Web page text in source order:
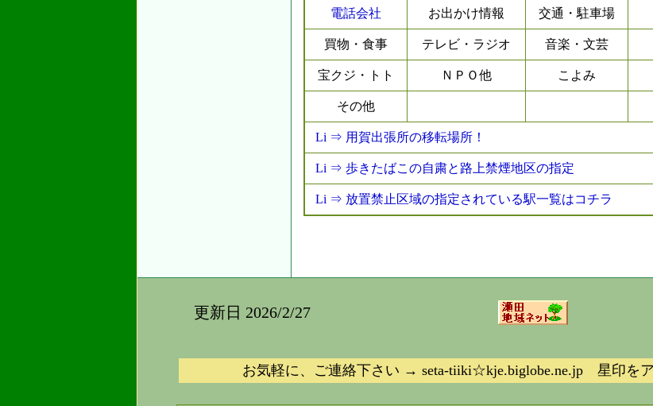
電話会社 お出かけ情報 交通・駐車場
買物・食事 テレビ・ラジオ 音楽・文芸
宝クジ・トト ＮＰＯ他 こよみ
その他
Li ⇒ 用賀出張所の移転場所！
Li ⇒ 歩きたばこの自粛と路上禁煙地区の指定
Li ⇒ 放置禁止区域の指定されている駅一覧はコチラ
更新日 2026/2/27
お気軽に、ご連絡下さい → seta-tiiki☆kje.biglobe.ne.jp 星印をア